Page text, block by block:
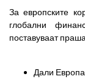
За европските
глобални
поставуваат
Дали